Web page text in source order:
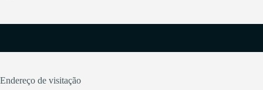
Endereço de visitação